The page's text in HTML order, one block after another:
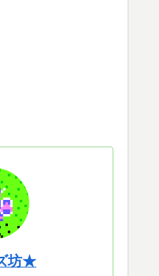
坊★